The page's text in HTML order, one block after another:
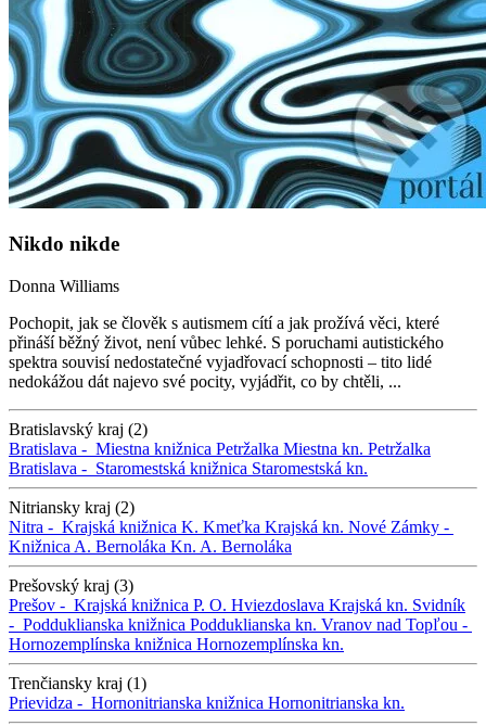
Nikdo nikde
Donna Williams
Pochopit, jak se člověk s autismem cítí a jak prožívá věci, které
přináší běžný život, není vůbec lehké. S poruchami autistického
spektra souvisí nedostatečné vyjadřovací schopnosti – tito lidé
nedokážou dát najevo své pocity, vyjádřit, co by chtěli, ...
Bratislavský kraj (2)
Bratislava - Miestna knižnica Petržalka Miestna kn. Petržalka
Bratislava - Staromestská knižnica Staromestská kn.
Nitriansky kraj (2)
Nitra - Krajská knižnica K. Kmeťka Krajská kn. Nové Zámky -
Knižnica A. Bernoláka Kn. A. Bernoláka
Prešovský kraj (3)
Prešov - Krajská knižnica P. O. Hviezdoslava Krajská kn. Svidník
- Podduklianska knižnica Podduklianska kn. Vranov nad Topľou -
Hornozemplínska knižnica Hornozemplínska kn.
Trenčiansky kraj (1)
Prievidza - Hornonitrianska knižnica Hornonitrianska kn.